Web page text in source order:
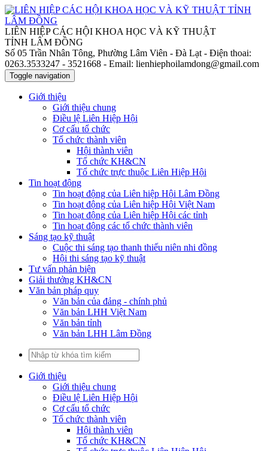
LIÊN HIỆP CÁC HỘI KHOA HỌC VÀ KỸ THUẬT
TỈNH LÂM ĐỒNG
Số 05 Trần Nhân Tông, Phường Lâm Viên - Đà Lạt - Điện thoai:
0263.3533247 - 3521668 - Email: lienhiephoilamdong@gmail.com
Toggle navigation
Giới thiệu
Giới thiệu chung
Điều lệ Liên Hiệp Hội
Cơ cấu tổ chức
Tổ chức thành viên
Hội thành viên
Tổ chức KH&CN
Tổ chức trực thuộc Liên Hiệp Hội
Tin hoạt động
Tin hoạt động của Liên hiệp Hội Lâm Đồng
Tin hoạt động của Liên hiệp Hội Việt Nam
Tin hoạt động của Liên hiệp Hội các tỉnh
Tin hoạt động các tổ chức thành viên
Sáng tạo kỹ thuật
Cuộc thi sáng tạo thanh thiếu niên nhi đồng
Hội thi sáng tạo kỹ thuật
Tư vấn phản biện
Giải thưởng KH&CN
Văn bản pháp quy
Văn bản của đảng - chính phủ
Văn bản LHH Việt Nam
Văn bản tỉnh
Văn bản LHH Lâm Đồng
Giới thiệu
Giới thiệu chung
Điều lệ Liên Hiệp Hội
Cơ cấu tổ chức
Tổ chức thành viên
Hội thành viên
Tổ chức KH&CN